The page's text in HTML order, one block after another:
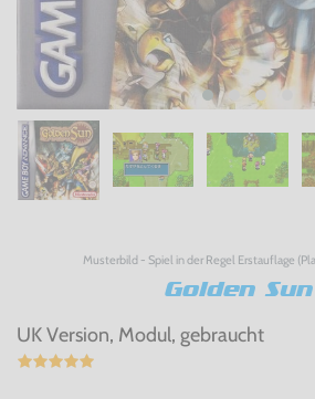
Musterbild - Spiel in der Regel Erstauflage
Golden Sun
UK Version, Modul, gebraucht